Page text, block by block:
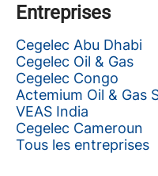
Entreprises
Cegelec Abu Dhabi
Cegelec Oil & Gas
Cegelec Congo
Actemium Oil & Gas
VEAS India
Cegelec Cameroun
Tous les entreprises